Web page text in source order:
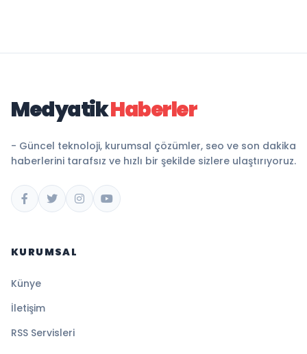
MedyatikHaberler
- Güncel teknoloji, kurumsal çözümler, seo ve son dakika
haberlerini tarafsız ve hızlı bir şekilde sizlere ulaştırıyoruz.
KURUMSAL
Künye
İletişim
RSS Servisleri